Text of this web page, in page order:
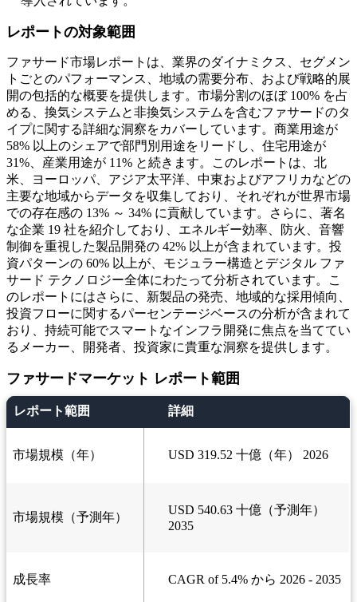
レポートの対象範囲
ファサード市場レポートは、業界のダイナミクス、セグメン
トごとのパフォーマンス、地域の需要分布、および戦略的展
開の包括的な概要を提供します。市場分割のほぼ 100% を占
める、換気システムと非換気システムを含むファサードのタ
イプに関する詳細な洞察をカバーしています。商業用途が
58% 以上のシェアで部門別用途をリードし、住宅用途が
31%、産業用途が 11% と続きます。このレポートは、北
米、ヨーロッパ、アジア太平洋、中東およびアフリカなどの
主要な地域からデータを収集しており、それぞれが世界市場
での存在感の 13% ～ 34% に貢献しています。さらに、著名
な企業 19 社を紹介しており、エネルギー効率、防火、音響
制御を重視した製品開発の 42% 以上が含まれています。投
資パターンの 60% 以上が、モジュラー構造とデジタル ファ
サード テクノロジー全体にわたって分析されています。こ
のレポートにはさらに、新製品の発売、地域的な採用傾向、
投資フローに関するパーセンテージベースの分析が含まれて
おり、持続可能でスマートなインフラ開発に焦点を当ててい
るメーカー、開発者、投資家に貴重な洞察を提供します。
ファサードマーケット レポート範囲
レポート範囲 詳細
市場規模（年） USD 319.52 十億（年） 2026
市場規模（予測年）
USD 540.63 十億（予測年）
2035
成長率 CAGR of 5.4% から 2026 - 2035